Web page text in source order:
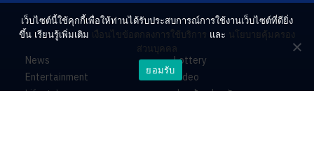
News
Entertainment
Lifestyle
Lottery
Video
ร่วมด้วยช่วยกัน
เว็บไซต์นี้ใช้คุกกี้เพื่อให้ท่านได้รับประสบการณ์การใช้งานเว็บไซต์ที่ดียิ่ง
ขึ้น เรียนรู้เพิ่มเติม เงื่อนไขข้อตกลงการใช้บริการ และ นโยบายคุ้มครอง
ส่วนบุคคล
ยอมรับ